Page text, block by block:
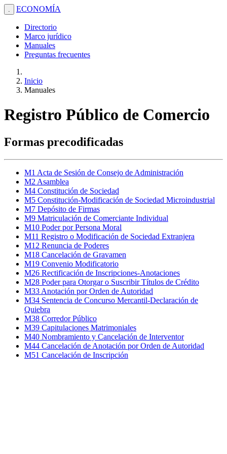
. ECONOMÍA
Directorio
Marco jurídico
Manuales
Preguntas frecuentes
Inicio
Manuales
Registro Público de Comercio
Formas precodificadas
M1 Acta de Sesión de Consejo de Administración
M2 Asamblea
M4 Constitución de Sociedad
M5 Constitución-Modificación de Sociedad Microindustrial
M7 Depósito de Firmas
M9 Matriculación de Comerciante Individual
M10 Poder por Persona Moral
M11 Registro o Modificación de Sociedad Extranjera
M12 Renuncia de Poderes
M18 Cancelación de Gravamen
M19 Convenio Modificatorio
M26 Rectificación de Inscripciones-Anotaciones
M28 Poder para Otorgar o Suscribir Títulos de Crédito
M33 Anotación por Orden de Autoridad
M34 Sentencia de Concurso Mercantil-Declaración de
Quiebra
M38 Corredor Público
M39 Capitulaciones Matrimoniales
M40 Nombramiento y Cancelación de Interventor
M44 Cancelación de Anotación por Orden de Autoridad
M51 Cancelación de Inscripción